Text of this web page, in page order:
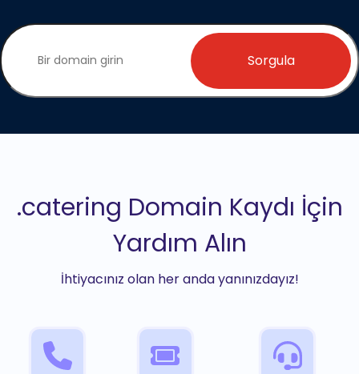
Sorgula
.catering Domain Kaydı İçin
Yardım Alın
İhtiyacınız olan her anda yanınızdayız!